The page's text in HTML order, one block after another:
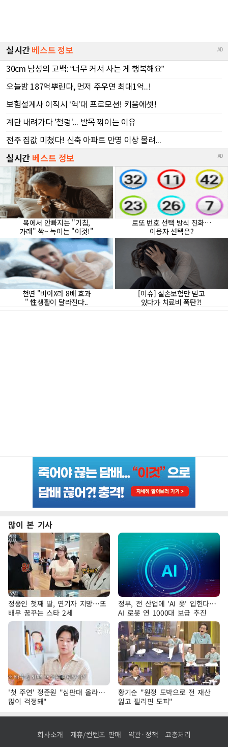
많이 본 기사
정웅인 첫째 딸, 연기자 지망…또
배우 꿈꾸는 스타 2세
정부, 전 산업에 'AI 옷' 입힌다…
AI 로봇 연 1000대 보급 추진
'첫 주연' 정준원 "심판대 올라…
많이 걱정돼"
황기순 "원정 도박으로 전 재산
잃고 필리핀 도피"
회사소개 제휴/컨텐츠 판매 약관·정책 고충처리